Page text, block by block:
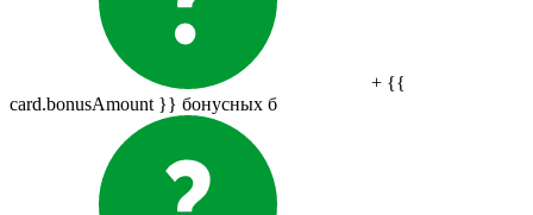
+ {{
card.bonusAmount }} бонусных б